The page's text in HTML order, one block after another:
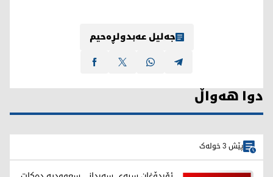
جەلیل عەبدولڕەحیم
دوا هەواڵ
پێش 3 خولەک